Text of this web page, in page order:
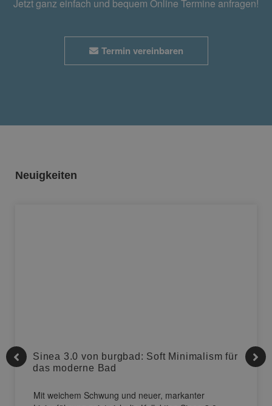
Jetzt ganz einfach und bequem Online Termine anfragen!
Termin vereinbaren
Neuigkeiten
Sinea 3.0 von burgbad: Soft Minimalism für
das moderne Bad
Mit weichem Schwung und neuer, markanter